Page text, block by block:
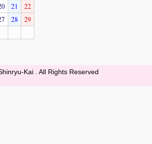
21
22
28
29
Kai . All Rights Reserved